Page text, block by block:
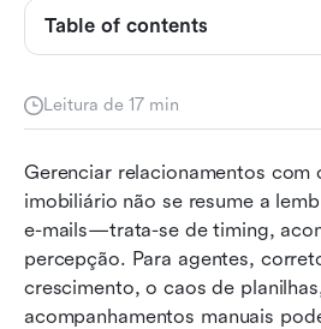
Leitura de 17 min
Gerenciar relacionamentos com
imobiliário não se resume a
e-mails—trata-se de timing,
percepção. Para agentes,
crescimento, o caos de
acompanhamentos manuais
Table of contents
A importância do CRM no
Principais recursos em CRM
Nossa metodologia de
imóveis
Melhor software CRM
Escolha o melhor CRM para
imobiliário